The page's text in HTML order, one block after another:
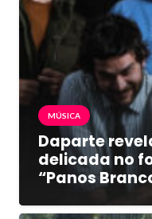
MÚSICA
Daparte
delicada no
“Panos